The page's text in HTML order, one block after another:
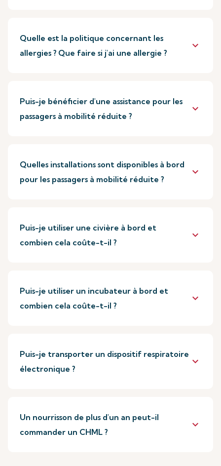
Quelle est la politique concernant les
allergies ? Que faire si j'ai une allergie ?
keyboard_arrow_down
Puis-je bénéficier d'une assistance pour les
passagers à mobilité réduite ?
keyboard_arrow_down
Quelles installations sont disponibles à bord
pour les passagers à mobilité réduite ?
keyboard_arrow_down
Puis-je utiliser une civière à bord et
combien cela coûte-t-il ?
keyboard_arrow_down
Puis-je utiliser un incubateur à bord et
combien cela coûte-t-il ?
keyboard_arrow_down
Puis-je transporter un dispositif respiratoire
électronique ?
keyboard_arrow_down
Un nourrisson de plus d'un an peut-il
commander un CHML ?
keyboard_arrow_down